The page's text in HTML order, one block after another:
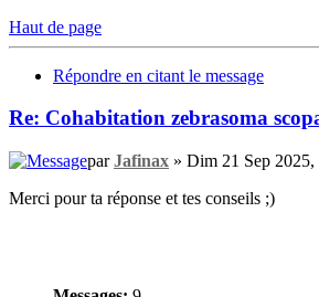
Haut de page
Répondre en citant le message
Re: Cohabitation zebrasoma
parJafinax » Dim 21 Sep 2025,
Merci pour ta réponse et tes conseils ;)